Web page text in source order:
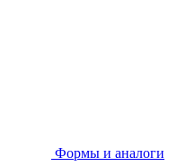
Формы и аналоги